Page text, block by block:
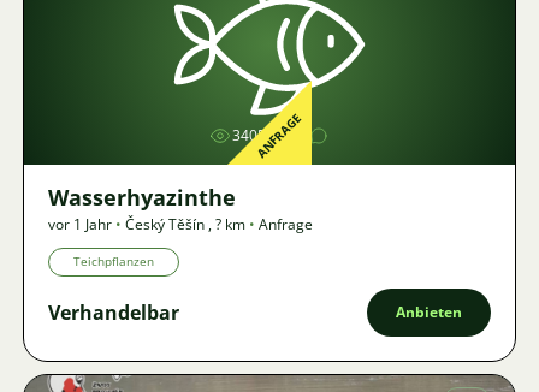
Bild
3405ANFRAGE
Wasserhyazinthe
vor 1 Jahr • Český Těšín ,? km • Anfrage
Teichpflanzen
Verhandelbar Anbieten